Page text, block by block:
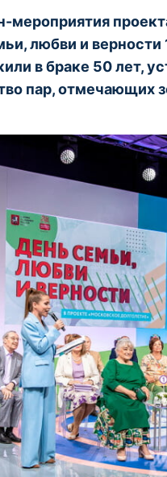
мероприятия
любви и
в браке 50 лет,
пар, отмечающих